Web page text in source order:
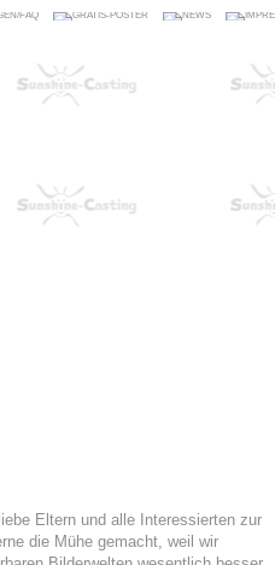
Eltern und alle Interessierten zur
die Mühe gemacht, weil wir